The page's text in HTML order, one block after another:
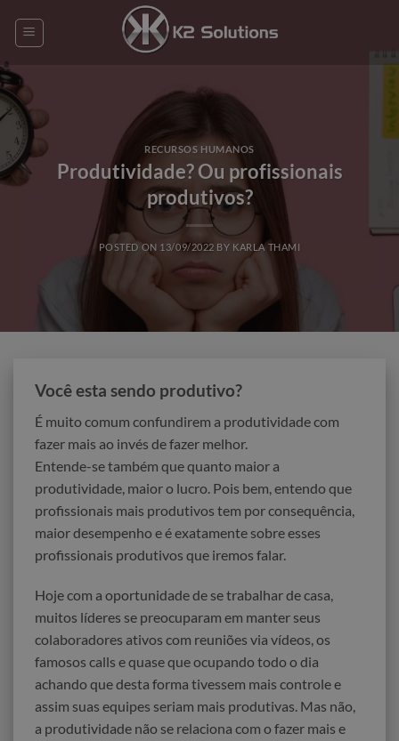
RECURSOS HUMANOS
Produtividade? Ou profissionais
produtivos?
POSTED ON 13/09/2022 BY KARLA THAMI
Você esta sendo produtivo?
É muito comum confundirem a produtividade com
fazer mais ao invés de fazer melhor.
Entende-se também que quanto maior a
produtividade, maior o lucro. Pois bem, entendo que
profissionais mais produtivos tem por consequência,
maior desempenho e é exatamente sobre esses
profissionais produtivos que iremos falar.
Hoje com a oportunidade de se trabalhar de casa,
muitos líderes se preocuparam em manter seus
colaboradores ativos com reuniões via vídeos, os
famosos calls e quase que ocupando todo o dia
achando que desta forma tivessem mais controle e
assim suas equipes seriam mais produtivas. Mas não,
a produtividade não se relaciona com o fazer mais e